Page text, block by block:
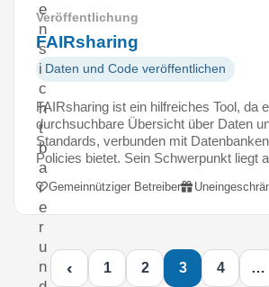
e
n
s
i
c
h
t
b
a
r
e
r
u
n
Veröffentlichung
FAIRsharing
Daten und Code veröffentlichen
FAIRsharing ist ein hilfreiches Tool, da
durchsuchbare Übersicht über Daten
Standards, verbunden mit
Policies bietet. Sein Schwerpunkt liegt
Gemeinnütziger Betreiber
‹ 1 2 3 4 …